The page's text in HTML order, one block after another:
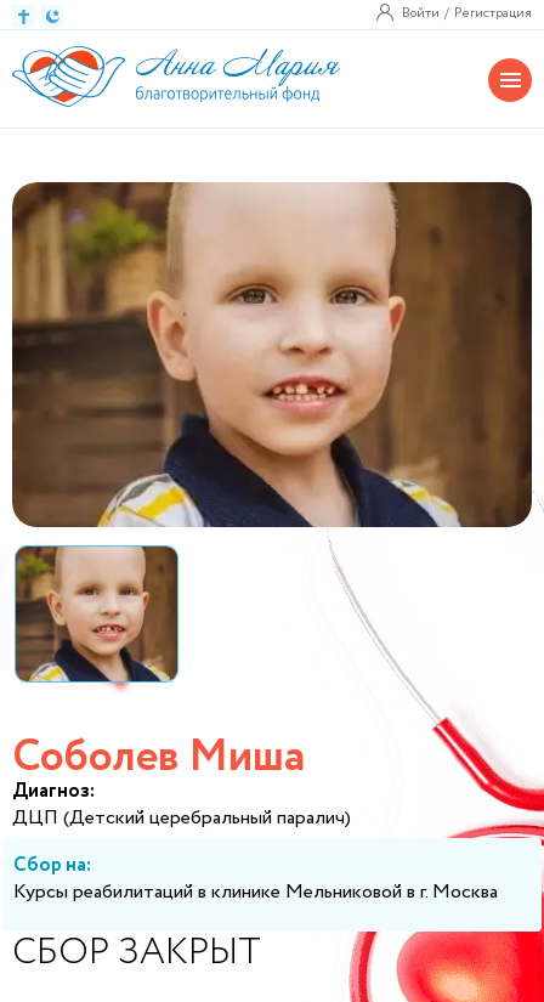
Войти Регистрация
Соболев Миша
Диагноз:
ДЦП (Детский церебральный паралич)
Сбор на:
Курсы реабилитаций в клинике Мельниковой в г. Москва
СБОР ЗАКРЫТ